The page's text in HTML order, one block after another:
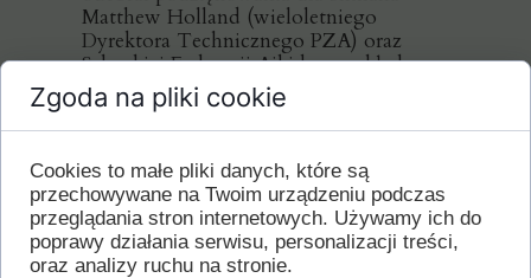
Matthew Holland (wieloletniego
Dyrektora Technicznego PZA) oraz
Szkockiej Federacji Aikido za wkład w
rozwój polskiego Aikido.
Zgoda na pliki cookie
Cookies to małe pliki danych, które są
przechowywane na Twoim urządzeniu podczas
przeglądania stron internetowych. Używamy ich do
poprawy działania serwisu, personalizacji treści,
oraz analizy ruchu na stronie.